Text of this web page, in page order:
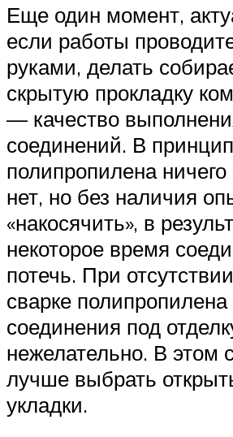
Еще один момент,
если работы
руками, делать
скрытую прокладку
— качество
соединений. В
полипропилена ничего
нет, но без наличия
«накосячить», в
некоторое время
потечь. При
сварке полипропилена
соединения под
нежелательно. В этом
лучше выбрать
укладки.